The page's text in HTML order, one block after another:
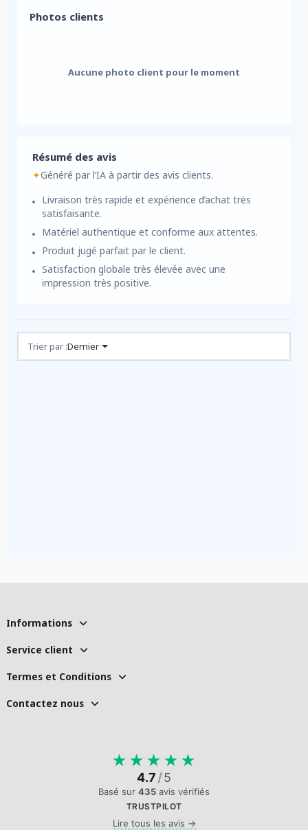
Photos clients
Aucune photo client pour le moment
Résumé des avis
✦Généré par l’IA à partir des avis clients.
Livraison très rapide et expérience d’achat très
satisfaisante.
Matériel authentique et conforme aux attentes.
Produit jugé parfait par le client.
Satisfaction globale très élevée avec une
impression très positive.
Avis (1)
Trier par :Dernier
Informations
Service client
Termes et Conditions
Contactez nous
★ ★ ★ ★ ★
4.7/5
Basé sur 435 avis vérifiés
TRUSTPILOT
Lire tous les avis →